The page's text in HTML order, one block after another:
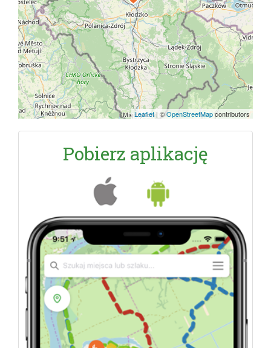
Leaflet| ©OpenStreetMapcontributors
Pobierz aplikację